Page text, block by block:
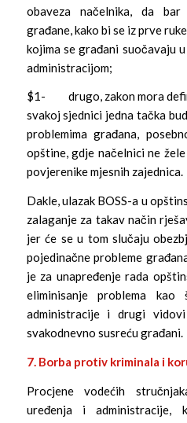
obaveza načelnika, da bar
građane, kako bi se iz prve
kojima se građani suočavaju
administracijom;
$1- drugo, zakon mora
svakoj sjednici jedna tačka
problemima građana,
opštine, gdje načelnici ne
povjerenike mjesnih zajednica.
Dakle, ulazak BOSS-a u
zalaganje za takav način
jer će se u tom slučaju
pojedinačne probleme
je za unapređenje rada
eliminisanje problema
administracije i drugi
svakodnevno susreću građani.
7. Borba protiv kriminala i
Procjene vodećih
uređenja i